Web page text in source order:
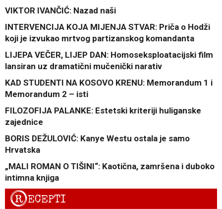
VIKTOR IVANČIĆ: Nazad naši
INTERVENCIJA KOJA MIJENJA STVAR: Priča o Hodži
koji je izvukao mrtvog partizanskog komandanta
LIJEPA VEČER, LIJEP DAN: Homoseksploatacijski film
lansiran uz dramatični mučenički narativ
KAD STUDENTI NA KOSOVO KRENU: Memorandum 1 i
Memorandum 2 – isti
FILOZOFIJA PALANKE: Estetski kriteriji huliganske
zajednice
BORIS DEŽULOVIĆ: Kanye Westu ostala je samo
Hrvatska
„MALI ROMAN O TIŠINI“: Kaotična, zamršena i duboko
intimna knjiga
RECEPTI